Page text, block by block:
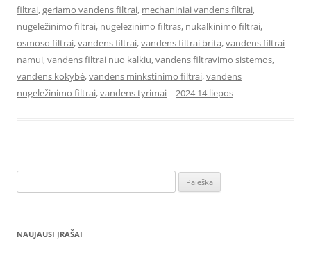
filtrai,geriamo vandens filtrai, mechaniniai vandens filtrai,
nugeležinimo filtrai, nugelezinimo filtras, nukalkinimo filtrai,
osmoso filtrai,vandens filtrai,vandens filtrai brita,vandens filtrai
namui,vandens filtrai nuo kalkiu,vandens filtravimo sistemos,
vandens kokybė,vandens minkstinimo filtrai,vandens
nugeležinimo filtrai,vandens tyrimai | 2024 14 liepos
NAUJAUSI ĮRAŠAI